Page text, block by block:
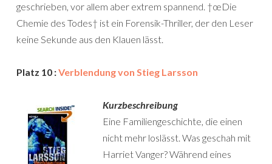
geschrieben, vor allem aber extrem spannend. †œDie
Chemie des Todes† ist ein Forensik-Thriller, der den Leser
keine Sekunde aus den Klauen lässt.
Platz 10 :Verblendung von Stieg Larsson
Kurzbeschreibung
Eine Familiengeschichte, die einen
nicht mehr loslässt. Was geschah mit
Harriet Vanger? Während eines